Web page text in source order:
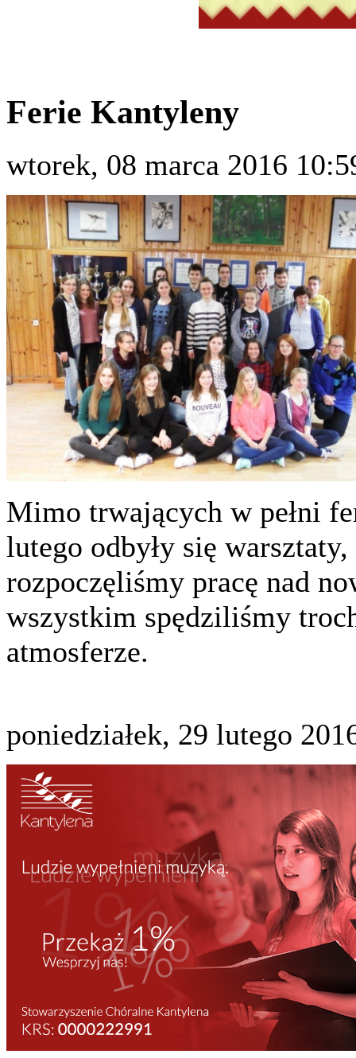
Ferie Kantyleny
wtorek, 08 marca 2016
Mimo trwających w pełni
lutego odbyły się
rozpoczęliśmy pracę nad
wszystkim spędziliśmy
atmosferze.
poniedziałek, 29 lutego